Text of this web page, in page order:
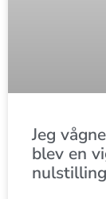
Jeg
blev en
nulstilling